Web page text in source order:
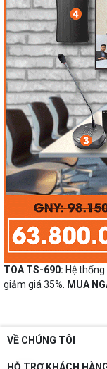
TOA TS-690: Hệ
giảm giá 35%.
MUA
VỀ CHÚNG TÔI